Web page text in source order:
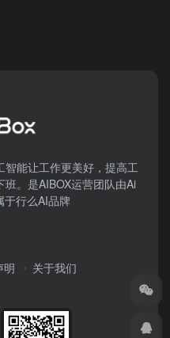
能让工作更美好，提高工
。是AIBOX运营团队由Ai
于行么AI品牌
明 关于我们